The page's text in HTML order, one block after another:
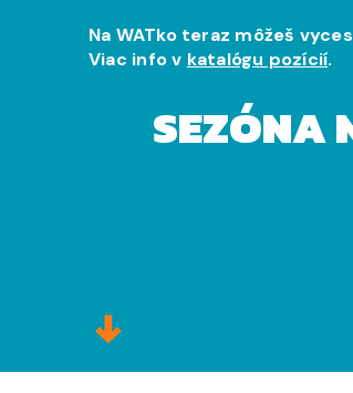
Na WATko teraz môžeš
Viac info v katalógu pozícií.
SEZÓNA